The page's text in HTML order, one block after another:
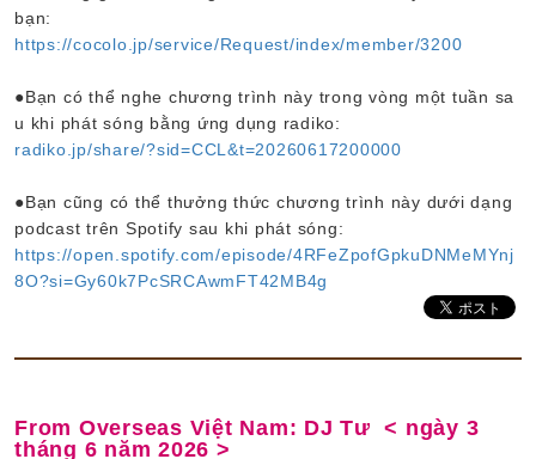
bạn:
https://cocolo.jp/service/Request/index/member/3200
●Bạn có thể nghe chương trình này trong vòng một tuần sa
u khi phát sóng bằng ứng dụng radiko:
radiko.jp/share/?sid=CCL&t=20260617200000
●Bạn cũng có thể thưởng thức chương trình này dưới dạng
podcast trên Spotify sau khi phát sóng:
https://open.spotify.com/episode/4RFeZpofGpkuDNMeMYnj
8O?si=Gy60k7PcSRCAwmFT42MB4g
From Overseas Việt Nam: DJ Tư < ngày 3
tháng 6 năm 2026 >